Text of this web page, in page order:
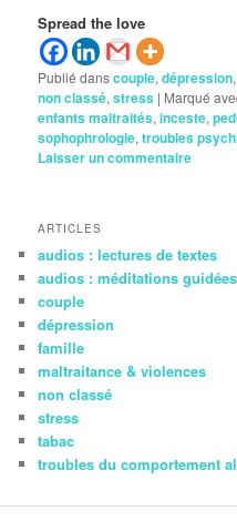
Spread the love
Publié danscouple,dépression
non classé,stress | Marqué
enfants maltraités,inceste,
sophophrologie,troubles
Laisser un commentaire
ARTICLES
audios : lectures de textes
audios : méditations guidées
couple
dépression
famille
maltraitance & violences
non classé
stress
tabac
troubles du comportement